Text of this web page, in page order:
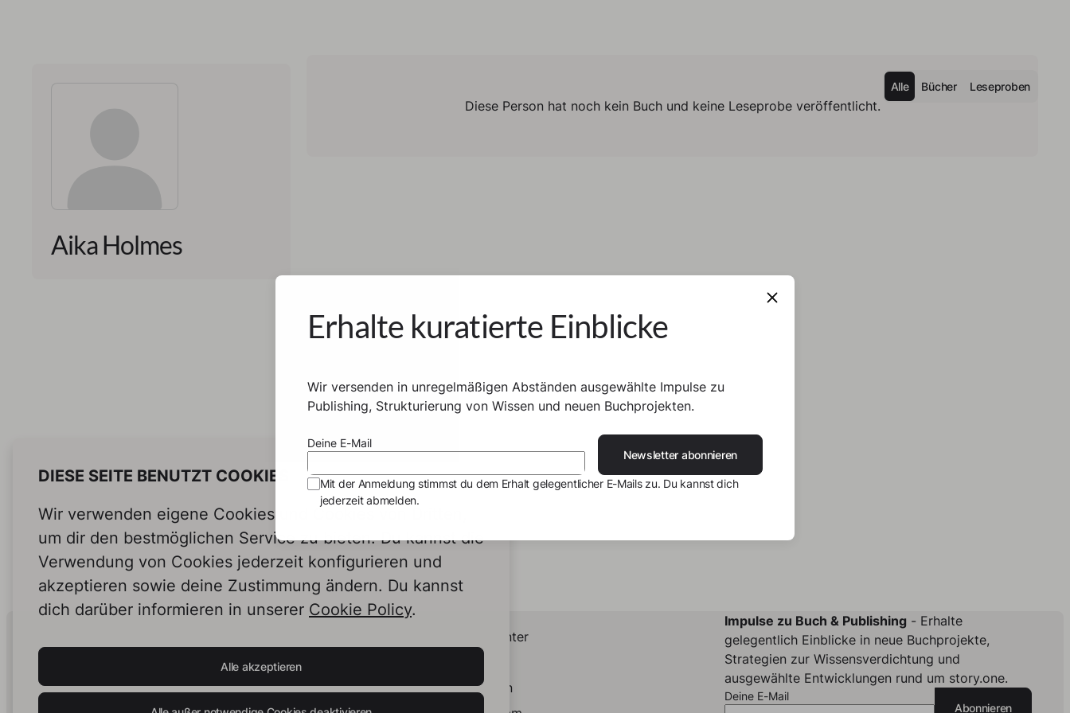
Aika Holmes
Alle Bücher Leseproben
Diese Person hat noch kein Buch und keine Leseprobe veröffentlicht.
DIESE SEITE BENUTZT COOKIES
Wir verwenden eigene Cookies und Cookies von Dritten,
um dir den bestmöglichen Service zu bieten. Du kannst die
Verwendung von Cookies jederzeit konfigurieren und
akzeptieren sowie deine Zustimmung ändern. Du kannst
dich darüber informieren in unserer Cookie Policy.
Alle akzeptieren
Human Intelligence.
In Print.
Impulse zu Buch & Publishing- Erhalte
gelegentlich Einblicke in neue Buchprojekte,
Strategien zur Wissensverdichtung und
ausgewählte Entwicklungen rund um story.one.
Deine E-Mail
Abonnieren
Helpcenter
LinkedIn
Erhalte kuratierte Einblicke
Wir versenden in unregelmäßigen Abständen ausgewählte Impulse zu
Publishing, Strukturierung von Wissen und neuen Buchprojekten.
Deine E-Mail
Newsletter abonnieren
Mit der Anmeldung stimmst du dem Erhalt gelegentlicher E-Mails zu. Du kannst dich
jederzeit abmelden.